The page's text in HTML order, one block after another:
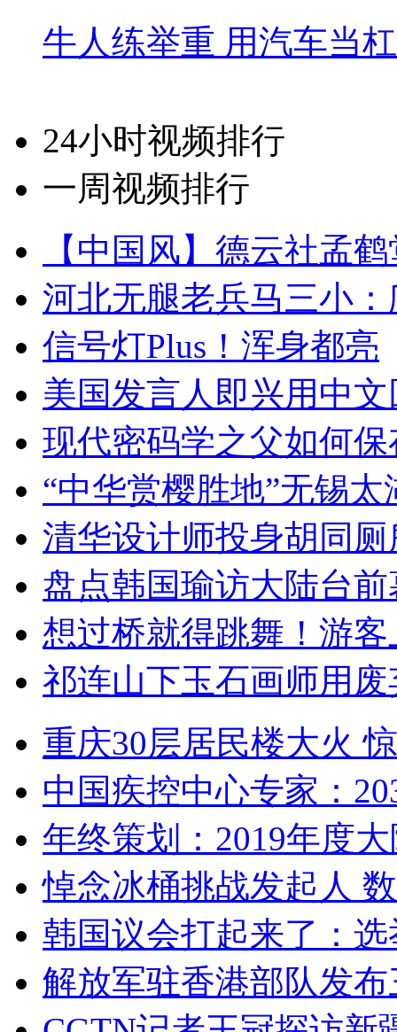
牛人练举重 用汽车当
24小时视频排行
一周视频排行
【中国风】德云社孟
河北无腿老兵马三小
信号灯Plus！浑身都亮
美国发言人即兴用中
现代密码学之父如何
“中华赏樱胜地”无锡
清华设计师投身胡同
盘点韩国瑜访大陆台
想过桥就得跳舞！游客
祁连山下玉石画师用
重庆30层居民楼大火
中国疾控中心专家：
年终策划：2019年度
悼念冰桶挑战发起人
韩国议会打起来了：
解放军驻香港部队发